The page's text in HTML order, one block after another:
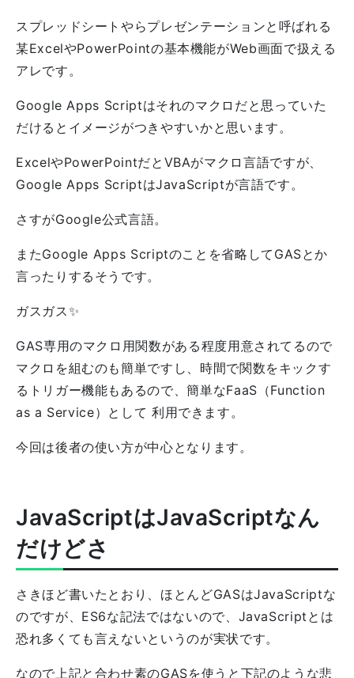
スプレッドシートやらプレゼンテーションと呼ばれる
某ExcelやPowerPointの基本機能がWeb画面で扱える
アレです。
Google Apps Scriptはそれのマクロだと思っていた
だけるとイメージがつきやすいかと思います。
ExcelやPowerPointだとVBAがマクロ言語ですが、
Google Apps ScriptはJavaScriptが言語です。
さすがGoogle公式言語。
またGoogle Apps Scriptのことを省略してGASとか
言ったりするそうです。
ガスガス✨
GAS専用のマクロ用関数がある程度用意されてるので
マクロを組むのも簡単ですし、時間で関数をキックす
るトリガー機能もあるので、簡単なFaaS（Function
as a Service）として 利用できます。
今回は後者の使い方が中心となります。
JavaScriptはJavaScriptなん
だけどさ
さきほど書いたとおり、ほとんどGASはJavaScriptな
のですが、ES6な記法ではないので、JavaScriptとは
恐れ多くても言えないというのが実状です。
なので上記と合わせ素のGASを使うと下記のような悲